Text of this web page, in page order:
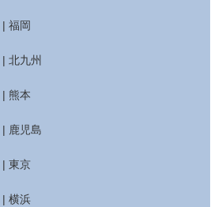
福岡
北九州
熊本
鹿児島
| 東京
| 横浜